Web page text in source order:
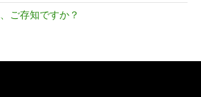
ご存知ですか？